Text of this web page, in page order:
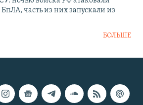
часть из них запускали из
БОЛЬШЕ